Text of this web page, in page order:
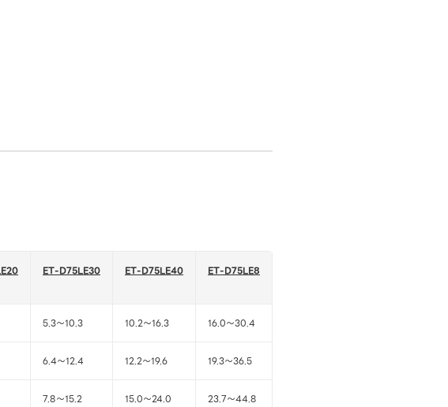
ET-D75LE30 ET-D75LE40 ET-D75LE8
5.3～10.3 10.2～16.3 16.0～30.4
6.4～12.4 12.2～19.6 19.3～36.5
7.8～15.2 15.0～24.0 23.7～44.8